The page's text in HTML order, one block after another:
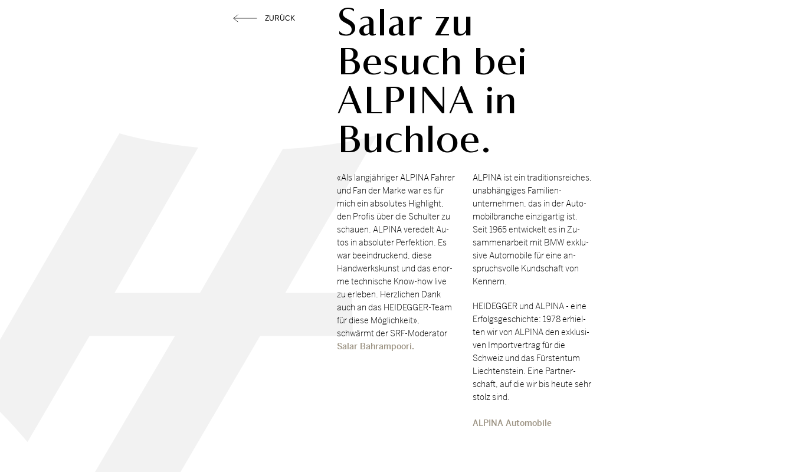
ZURÜCK
Salar zu
Besuch bei
ALPINA in
Buchloe.
«Als lang­jäh­ri­ger AL­PI­NA Fahrer
und Fan der Mar­ke war es für
mich ein ab­so­lu­tes High­light,
den Pro­fis über die Schul­ter zu
schau­en. AL­PI­NA ver­edelt Au­
tos in ab­so­lu­ter Per­fek­ti­on. Es
war be­ein­dru­ckend, die­se
Hand­werks­kunst und das enor­
me tech­ni­sche Know-how live
zu er­le­ben. Herz­li­chen Dank
auch an das HEIDEGGER-Team
für die­se Mög­lich­keit»,
schwärmt der SRF-Mo­dera­tor
Sa­lar Bahr­am­po­o­ri.
AL­PI­NA ist ein tra­di­ti­ons­rei­ches,
un­ab­hän­gi­ges Familien­
unternehmen, das in der Au­to­
mo­bil­bran­che ein­zig­ar­tig ist.
Seit 1965 ent­wi­ckelt es in Zu­
sam­men­ar­beit mit BMW ex­klu­
si­ve Au­to­mo­bi­le für eine an­
spruchs­vol­le Kund­schaft von
Ken­nern.
HEIDEGGER und AL­PI­NA - eine
Er­folgs­ge­schich­te: 1978 er­hiel­
ten wir von AL­PI­NA den ex­klu­si­
ven Im­port­ver­trag für die
Schweiz und das Fürs­ten­tum
Liech­ten­stein. Eine Part­ner­
schaft, auf die wir bis heu­te sehr
stolz sind.
AL­PI­NA Au­to­mo­bi­le